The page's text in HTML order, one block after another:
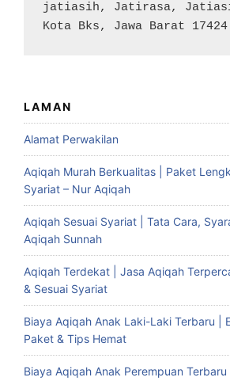
jatiasih, Jatirasa,
Kota Bks, Jawa Barat 17424
LAMAN
Alamat Perwakilan
Aqiqah Murah Berkualitas | Paket
Syariat – Nur Aqiqah
Aqiqah Sesuai Syariat | Tata Cara,
Aqiqah Sunnah
Aqiqah Terdekat | Jasa Aqiqah
& Sesuai Syariat
Biaya Aqiqah Anak Laki-Laki Terbaru |
Paket & Tips Hemat
Biaya Aqiqah Anak Perempuan Terbaru